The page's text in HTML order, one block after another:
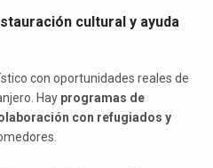
cultural y ayuda
con oportunidades reales de
Hay programas de
con refugiados y